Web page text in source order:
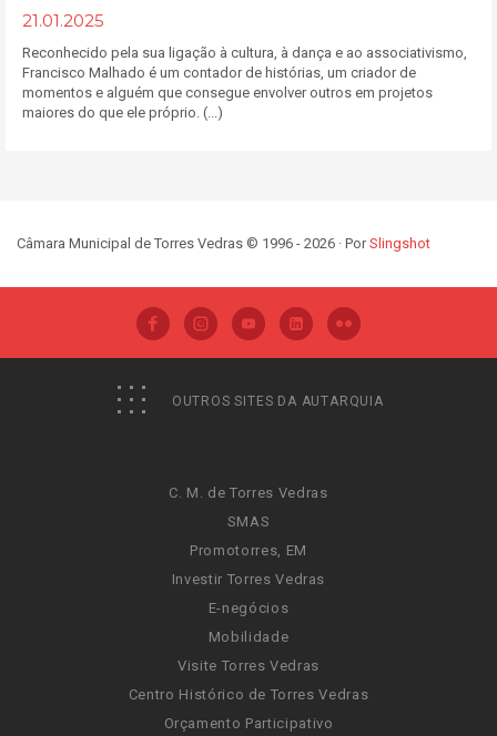
21.01.2025
Reconhecido pela sua ligação à cultura, à dança e ao associativismo,
Francisco Malhado é um contador de histórias, um criador de
momentos e alguém que consegue envolver outros em projetos
maiores do que ele próprio. (...)
Câmara Municipal de Torres Vedras © 1996 - 2026 · PorSlingshot
OUTROS SITES DA AUTARQUIA
C. M. de Torres Vedras
SMAS
Promotorres, EM
Investir Torres Vedras
E-negócios
Mobilidade
Visite Torres Vedras
Centro Histórico de Torres Vedras
Orçamento Participativo